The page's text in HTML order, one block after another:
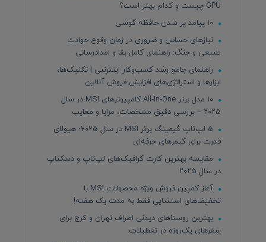
GPU چیست و کدام بهتر است؟
نیازهای حساس و ضروری در زمان وقوع حوادث
طبیعی و جنگ: راهنمای کامل بقا و امدادرسانی
راهنمای جامع رشد کسب‌وکار اینترنتی | تکنیک‌ها،
ابزارها و استراتژی‌های افزایش فروش آنلاین
۱۰ مدل برتر All‑in‑One کامپیوترهای MSI در سال
۲۰۲۵ – بررسی دقیق مشخصات، مزایا و معایب
5 لپ‌تاپ گیمینگ برتر MSI در سال 2025؛ هیولای
قدرت برای گیمرهای حرفه‌ای
مقایسه بهترین کارت گرافیک‌های لپ‌تاپ و دسکتاپ
در سال ۲۰۲۵
آغاز کمپین فروش ویژه محصولات MSI با
تخفیف‌های استثنایی فقط به مدت یک هفته!
بهترین روستاهای دیدنی اطراف تهران و کرج برای
سفرهای یک‌روزه در تعطیلات